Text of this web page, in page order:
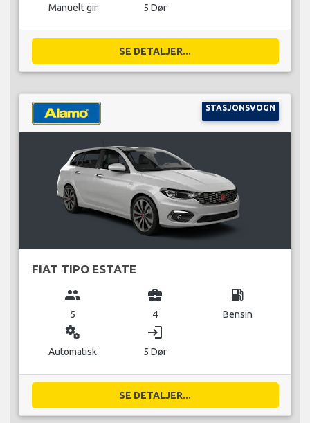
Manuelt gir 5 Dør
SE DETALJER...
STASJONSVOGN
FIAT TIPO ESTATE
group
5
business_center
4
local_gas_station
Bensin
miscellaneous_services
Automatisk
login
5 Dør
SE DETALJER...